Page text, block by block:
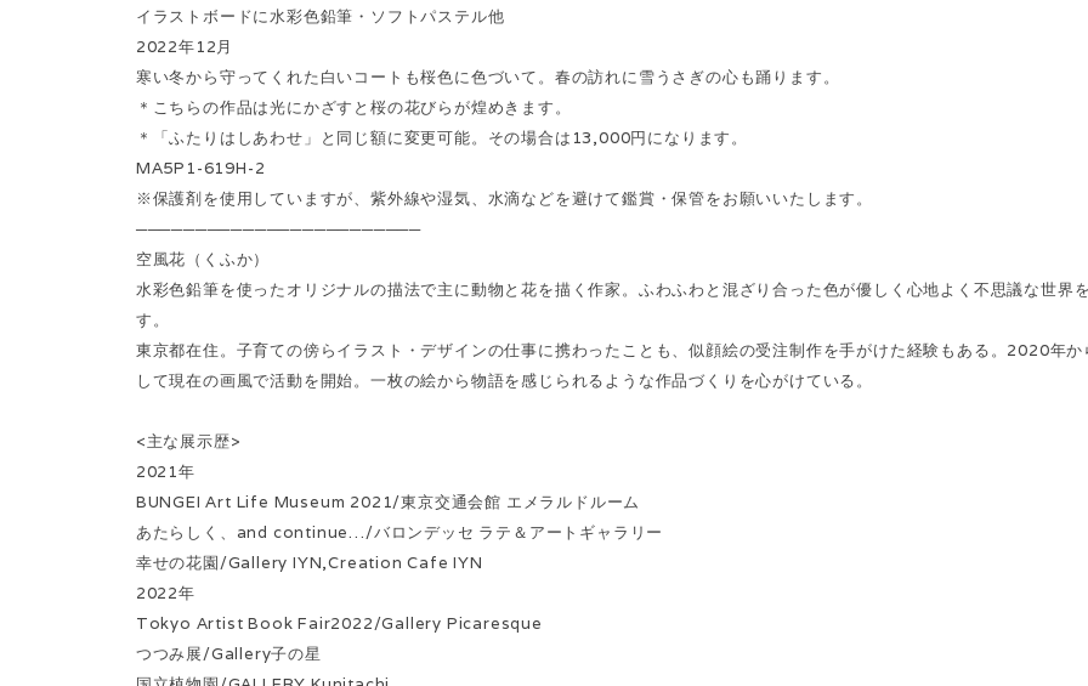
イラストボードに水彩色鉛筆・ソフトパステル他
2022年12月
寒い冬から守ってくれた白いコートも桜色に色づいて。春の訪れに雪うさぎの心も踊ります。
＊こちらの作品は光にかざすと桜の花びらが煌めきます。
＊「ふたりはしあわせ」と同じ額に変更可能。その場合は13,000円になります。
MA5P1-619H-2
※保護剤を使用していますが、紫外線や湿気、水滴などを避けて鑑賞・保管をお願いいたします。
────────────────────────
空風花（くふか）
水彩色鉛筆を使ったオリジナルの描法で主に動物と花を描く作家。ふわふわと混ざり合った色が優しく心地よく不思議な世界
す。
東京都在住。子育ての傍らイラスト・デザインの仕事に携わったことも、似顔絵の受注制作を手がけた経験もある。2020年か
して現在の画風で活動を開始。一枚の絵から物語を感じられるような作品づくりを心がけている。
<主な展示歴>
2021年
BUNGEI Art Life Museum 2021/東京交通会館 エメラルドルーム
あたらしく、and continue…/バロンデッセ ラテ＆アートギャラリー
幸せの花園/Gallery IYN,Creation Cafe IYN
2022年
Tokyo Artist Book Fair2022/Gallery Picaresque
つつみ展/Gallery子の星